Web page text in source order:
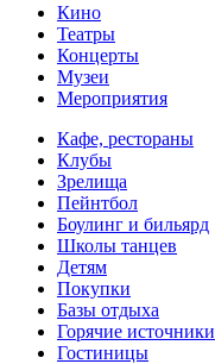
Кино
Театры
Концерты
Музеи
Мероприятия
Кафе, рестораны
Клубы
Зрелища
Пейнтбол
Боулинг и бильярд
Школы танцев
Детям
Покупки
Базы отдыха
Горячие источники
Гостиницы